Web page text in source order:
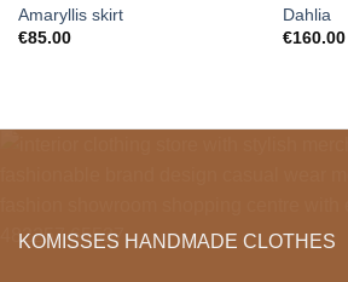
Amaryllis skirt
€85.00
Dahlia
€160.00
KOMISSES HANDMADE CLOTHES